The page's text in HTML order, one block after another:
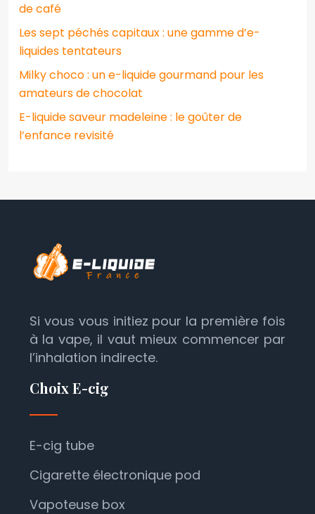
de café
Les sept péchés capitaux : une gamme d’e-
liquides tentateurs
Milky choco : un e-liquide gourmand pour les
amateurs de chocolat
E-liquide saveur madeleine : le goûter de
l’enfance revisité
Si vous vous initiez pour la première fois
à la vape, il vaut mieux commencer par
l’inhalation indirecte.
Choix E-cig
E-cig tube
Cigarette électronique pod
Vapoteuse box